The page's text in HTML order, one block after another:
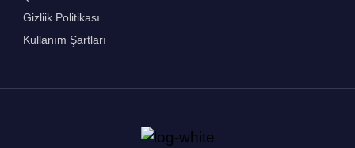
Gizliik Politikası
Kullanım Şartları